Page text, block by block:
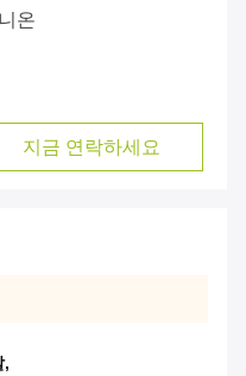
온
지금 연락하세요
,